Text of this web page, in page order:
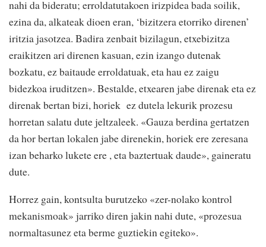
nahi da bideratu; erroldatutakoen irizpidea bada soilik,
ezina da, alkateak dioen eran, ‘bizitzera etorriko direnen’
iritzia jasotzea. Badira zenbait bizilagun, etxebizitza
eraikitzen ari direnen kasuan, ezin izango dutenak
bozkatu, ez baitaude erroldatuak, eta hau ez zaigu
bidezkoa iruditzen». Bestalde, etxearen jabe direnak eta ez
direnak bertan bizi, horiek ez dutela lekurik prozesu
horretan salatu dute jeltzaleek. «Gauza berdina gertatzen
da hor bertan lokalen jabe direnekin, horiek ere zeresana
izan beharko lukete ere , eta baztertuak daude», gaineratu
dute.
Horrez gain, kontsulta burutzeko «zer-nolako kontrol
mekanismoak» jarriko diren jakin nahi dute, «prozesua
normaltasunez eta berme guztiekin egiteko».